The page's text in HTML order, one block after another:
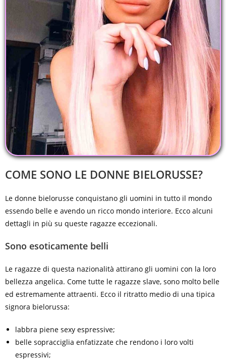
COME SONO LE DONNE BIELORUSSE?
Le donne bielorusse conquistano gli uomini in tutto il mondo
essendo belle e avendo un ricco mondo interiore. Ecco alcuni
dettagli in più su queste ragazze eccezionali.
Sono esoticamente belli
Le ragazze di questa nazionalità attirano gli uomini con la loro
bellezza angelica. Come tutte le ragazze slave, sono molto belle
ed estremamente attraenti. Ecco il ritratto medio di una tipica
signora bielorussa:
labbra piene sexy espressive;
belle sopracciglia enfatizzate che rendono i loro volti
espressivi;